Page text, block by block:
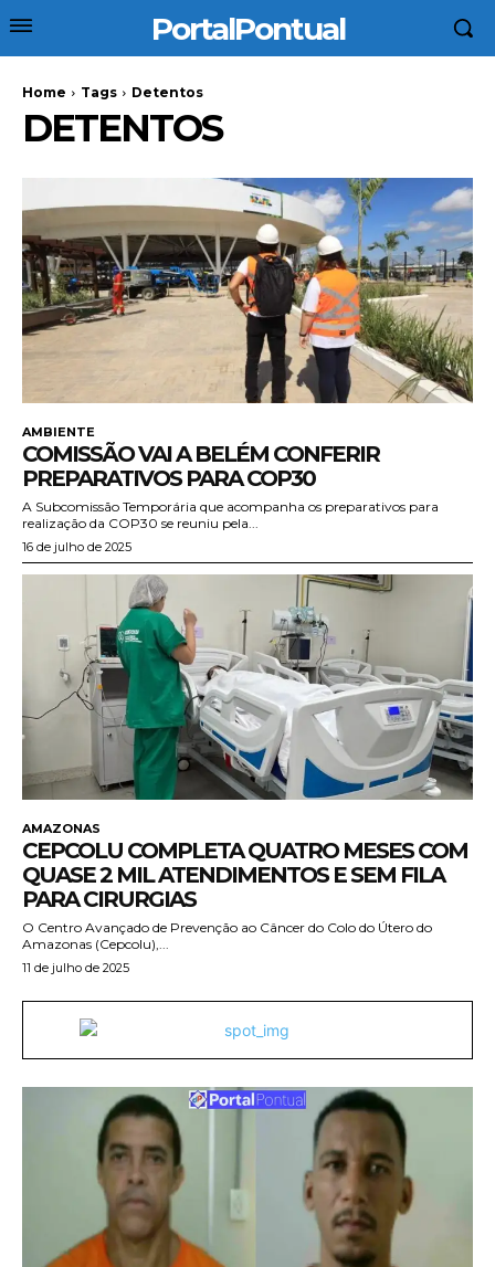
PortalPontual
Home Tags Detentos
DETENTOS
AMBIENTE
COMISSÃO VAI A BELÉM CONFERIR
PREPARATIVOS PARA COP30
A Subcomissão Temporária que acompanha os preparativos para
realização da COP30 se reuniu pela...
16 de julho de 2025
AMAZONAS
CEPCOLU COMPLETA QUATRO MESES COM
QUASE 2 MIL ATENDIMENTOS E SEM FILA
PARA CIRURGIAS
O Centro Avançado de Prevenção ao Câncer do Colo do Útero do
Amazonas (Cepcolu),...
11 de julho de 2025